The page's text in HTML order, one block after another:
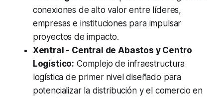
conexiones de alto valor entre líderes,
empresas e instituciones para impulsar
proyectos de impacto.
Xentral - Central de Abastos y Centro
Logístico: Complejo de infraestructura
logística de primer nivel diseñado para
potencializar la distribución y el comercio en